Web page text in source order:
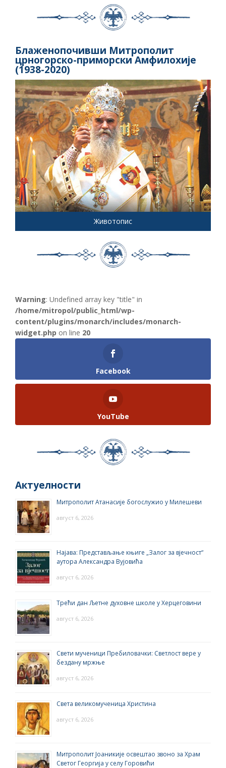
Блаженопочивши Митрополит
црногорско-приморски Амфилохије
(1938-2020)
Животопис
Warning: Undefined array key "title" in
/home/mitropol/public_html/wp-
content/plugins/monarch/includes/monarch-
widget.php on line 20
Facebook
YouTube
Актуелности
Митрополит Атанасије богослужио у Милешеви
август 6, 2026
Најава: Представљање књиге „Залог за вјечност“
аутора Александра Вујовића
август 6, 2026
Трећи дан Љетне духовне школе у Херцеговини
август 6, 2026
Свети мученици Пребиловачки: Светлост вере у
бездану мржње
август 6, 2026
Света великомученица Христина
август 6, 2026
Митрополит Јоаникије освештао звоно за Храм
Светог Георгија у селу Горовићи